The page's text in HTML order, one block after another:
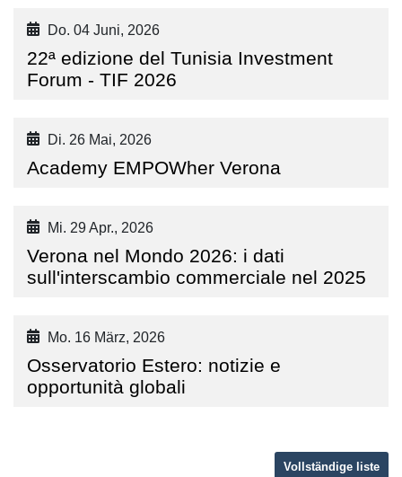
Do. 04 Juni, 2026
22ª edizione del Tunisia Investment
Forum - TIF 2026
Di. 26 Mai, 2026
Academy EMPOWher Verona
Mi. 29 Apr., 2026
Verona nel Mondo 2026: i dati
sull'interscambio commerciale nel 2025
Mo. 16 März, 2026
Osservatorio Estero: notizie e
opportunità globali
Vollständige liste